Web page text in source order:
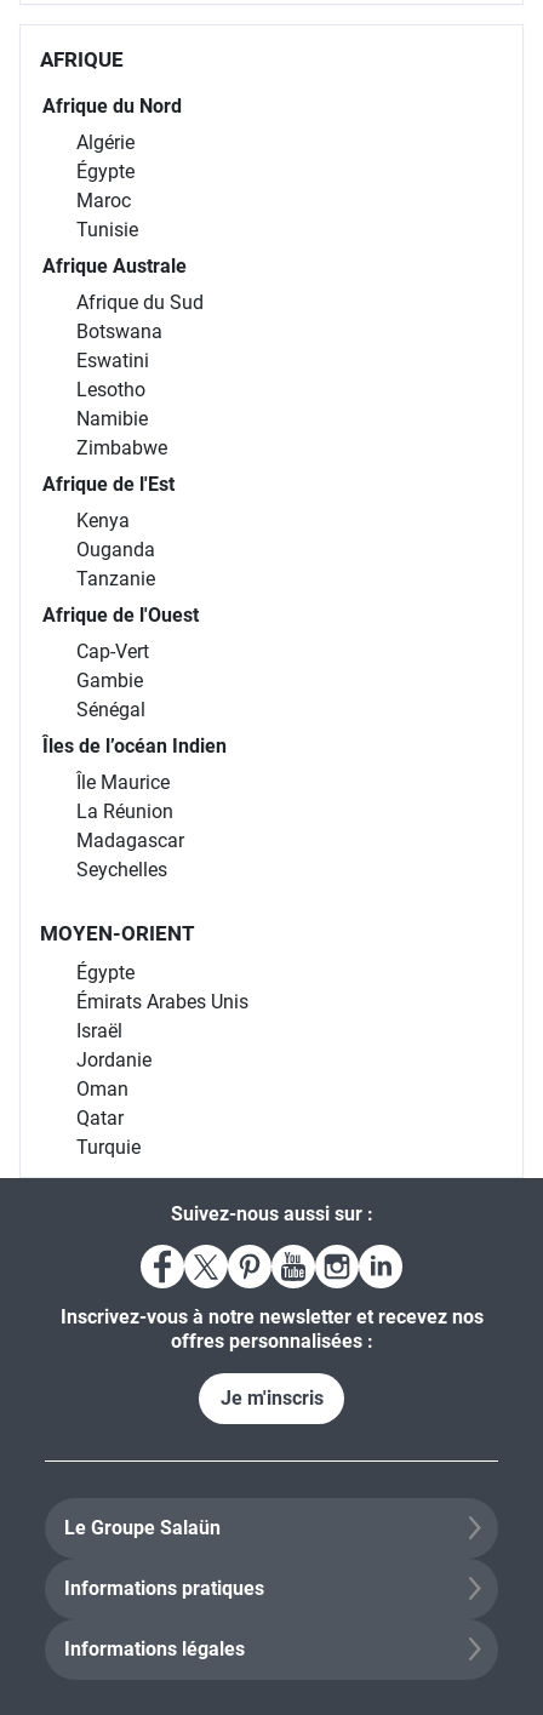
AFRIQUE
Afrique du Nord
Algérie
Égypte
Maroc
Tunisie
Afrique Australe
Afrique du Sud
Botswana
Eswatini
Lesotho
Namibie
Zimbabwe
Afrique de l'Est
Kenya
Ouganda
Tanzanie
Afrique de l'Ouest
Cap-Vert
Gambie
Sénégal
Îles de l’océan Indien
Île Maurice
La Réunion
Madagascar
Seychelles
MOYEN-ORIENT
Égypte
Émirats Arabes Unis
Israël
Jordanie
Oman
Qatar
Turquie
Suivez-nous aussi sur :
Inscrivez-vous à notre newsletter et recevez nos
offres personnalisées :
Je m'inscris
Le Groupe Salaün
Informations pratiques
Informations légales